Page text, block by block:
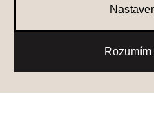
Made with